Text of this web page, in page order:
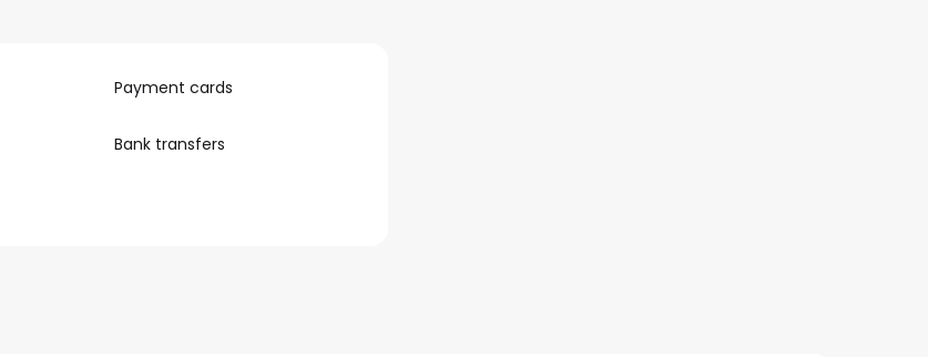
Payment cards
Bank transfers